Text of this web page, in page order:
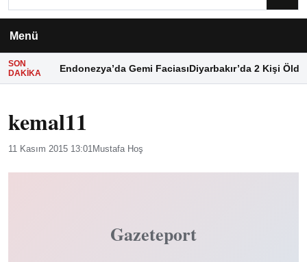
Menü
SON
DAKIKA
Endonezya’da Gemi FaciasıDiyarbakır’da 2 Kişi Öldü
kemal11
11 Kasım 2015 13:01Mustafa Hoş
Gazeteport